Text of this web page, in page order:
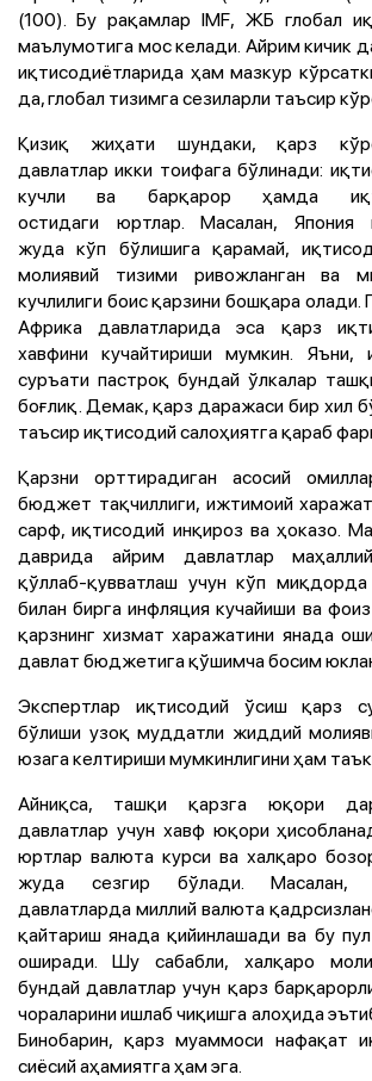
(100). Бу рақамлар IMF, ЖБ глобал
маълумотига мос келади. Айрим кичик
иқтисодиётларида ҳам мазкур
да, глобал тизимга сезиларли таъсир
Қизиқ жиҳати шундаки, қарз
давлатлар икки тоифага бўлинади:
кучли ва барқарор ҳамда
остидаги юртлар. Масалан,
жуда кўп бўлишига қарамай,
молиявий тизими ривожланган ва
кучлилиги боис қарзини бошқара олади.
Африка давлатларида эса қарз
хавфини кучайтириши мумкин. Яъни,
суръати пастроқ бундай ўлкалар
боғлиқ. Демак, қарз даражаси бир хил
таъсир иқтисодий салоҳиятга қараб
Қарзни орттирадиган асосий
бюджет тақчиллиги, ижтимоий
сарф, иқтисодий инқироз ва ҳоказо.
даврида айрим давлатлар
қўллаб-қувватлаш учун кўп
билан бирга инфляция кучайиши ва
қарзнинг хизмат харажатини янада
давлат бюджетига қўшимча босим
Экспертлар иқтисодий ўсиш қарз
бўлиши узоқ муддатли жиддий
юзага келтириши мумкинлигини ҳам
Айниқса, ташқи қарзга юқори
давлатлар учун хавф юқори
юртлар валюта курси ва халқаро
жуда сезгир бўлади. Масалан,
давлатларда миллий валюта
қайтариш янада қийинлашади ва бу
оширади. Шу сабабли, халқаро
бундай давлатлар учун қарз
чораларини ишлаб чиқишга алоҳида
Бинобарин, қарз муаммоси нафақат
сиёсий аҳамиятга ҳам эга.